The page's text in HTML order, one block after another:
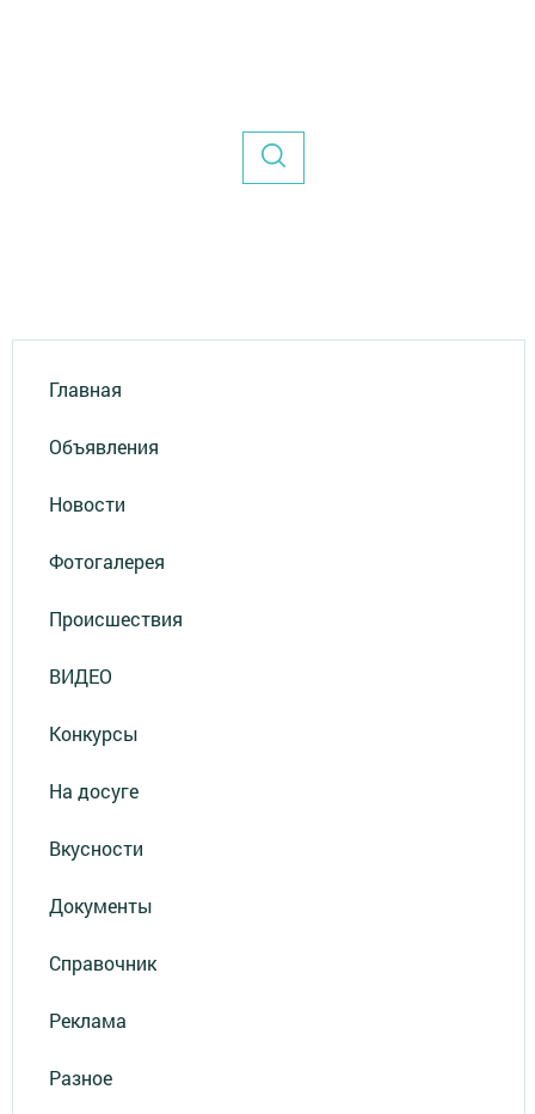
Главная
Объявления
Новости
Фотогалерея
Происшествия
ВИДЕО
Конкурсы
На досуге
Вкусности
Документы
Справочник
Реклама
Разное